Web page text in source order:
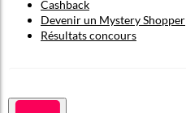
Cashback
Devenir un Mystery Shopper
Résultats concours